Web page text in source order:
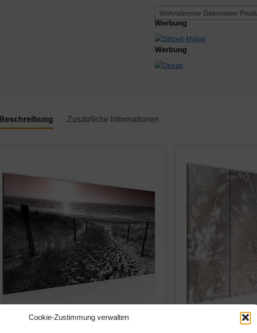
Cookie-Zustimmung verwalten
Wohnzimmer Dekoration
Werbung
Werbung
Beschreibung Zusätzliche Informationen